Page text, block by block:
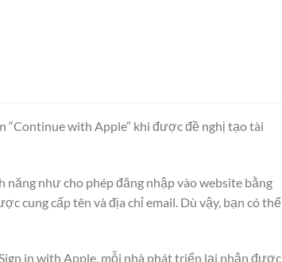
with Apple” khi được đề nghị tạo tài
năng như cho phép đăng nhập vào website bằng
cung cấp tên và địa chỉ email. Dù vậy, bạn có thể
in with Apple, mỗi nhà phát triển lại nhận được